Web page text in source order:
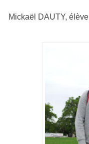
Mickaël DAUTY,